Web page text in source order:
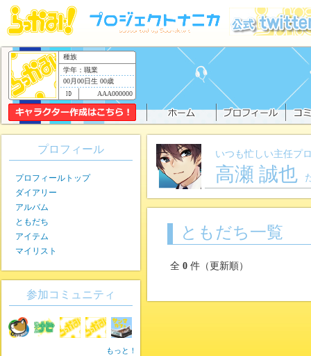
種族
学年：職業
00月00日生 00歳
AAA000000
いつも忙しい主任プ
高瀬 誠也
ともだち一覧
全 0 件（更新順）
プロフィール
プロフィールトップ
ダイアリー
アルバム
ともだち
アイテム
マイリスト
参加コミュニティ
もっと！